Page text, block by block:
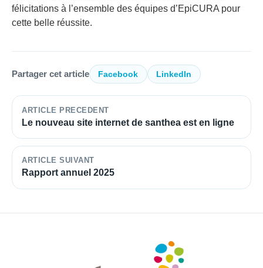
félicitations à l’ensemble des équipes d’EpiCURA pour
cette belle réussite.
Partager cet article Facebook LinkedIn
ARTICLE PRECEDENT
Le nouveau site internet de santhea est en ligne
ARTICLE SUIVANT
Rapport annuel 2025